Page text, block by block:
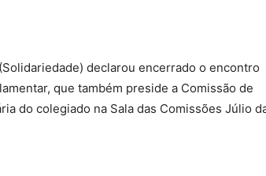
declarou encerrado o encontro
que também preside a Comissão de
do colegiado na Sala das Comissões Júlio